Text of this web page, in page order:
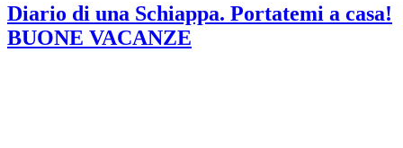
Diario di una Schiappa. Portatemi a casa!
BUONE VACANZE